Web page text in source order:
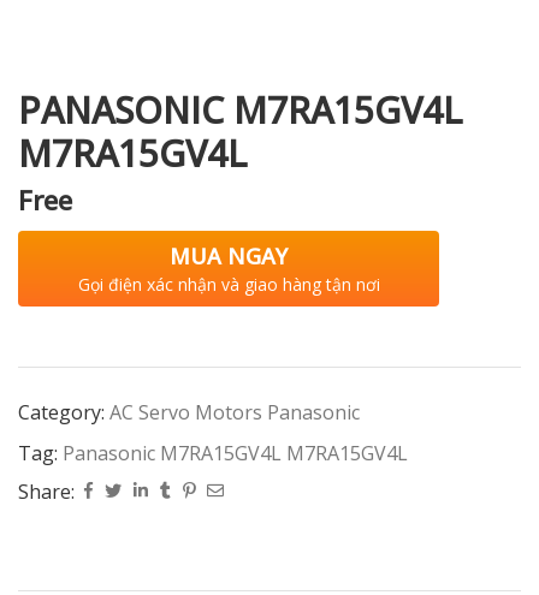
PANASONIC M7RA15GV4L
M7RA15GV4L
Free
MUA NGAY
Gọi điện xác nhận và giao hàng tận nơi
Category: AC Servo Motors Panasonic
Tag: Panasonic M7RA15GV4L M7RA15GV4L
Share: